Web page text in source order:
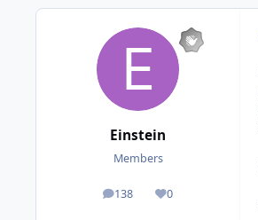
Einstein
Members
138
posts 0
Reputation